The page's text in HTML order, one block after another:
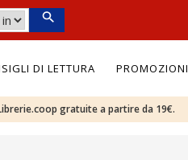
DI LETTURA PROMOZIONI
gratuite a partire da 19€.